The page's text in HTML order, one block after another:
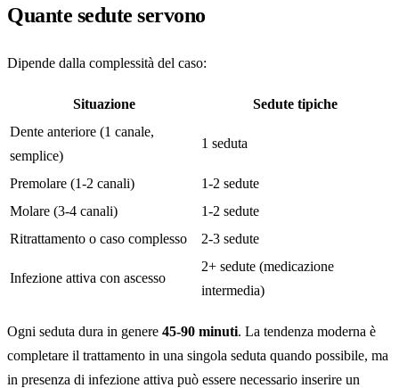
Quante sedute servono
Dipende dalla complessità del caso:
Situazione
Sedute tipiche
Dente anteriore (1 canale,
semplice)
1 seduta
Premolare (1-2 canali)
1-2 sedute
Molare (3-4 canali)
1-2 sedute
Ritrattamento o caso complesso
2-3 sedute
Infezione attiva con ascesso
2+ sedute (medicazione
intermedia)
Ogni seduta dura in genere 45-90 minuti. La tendenza moderna è
completare il trattamento in una singola seduta quando possibile, ma
in presenza di infezione attiva può essere necessario inserire un